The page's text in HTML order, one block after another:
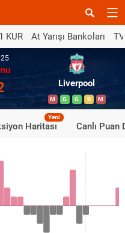
KUR At Yarışı Bankoları
Liverpool
M G G B M
Haritası
Yeni
Canlı Puan